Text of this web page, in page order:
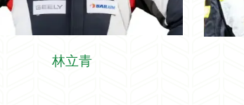
林立青